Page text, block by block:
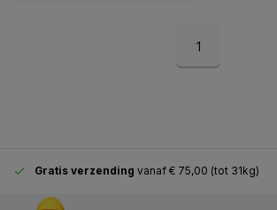
1
Gratis verzending vanaf € 75,00 (tot 31kg)